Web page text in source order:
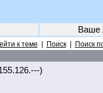
Ваше
к теме Поиск| Поиск
)